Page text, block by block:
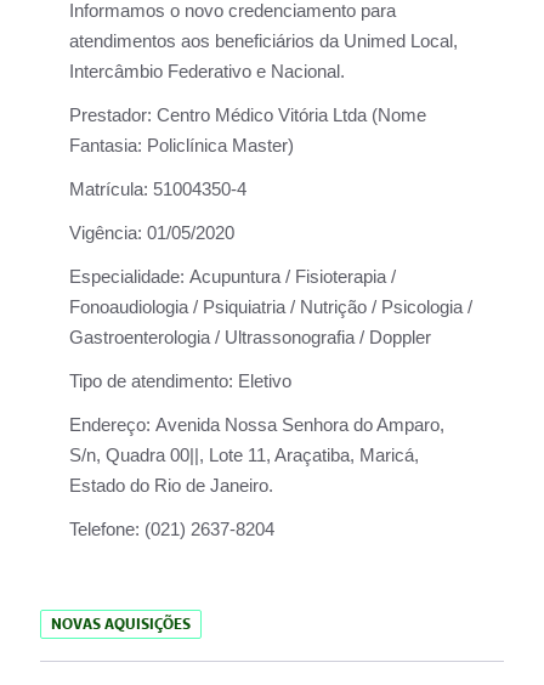
Informamos o novo credenciamento para
atendimentos aos beneficiários da Unimed Local,
Intercâmbio Federativo e Nacional.
Prestador: Centro Médico Vitória Ltda (Nome
Fantasia: Policlínica Master)
Matrícula: 51004350-4
Vigência: 01/05/2020
Especialidade: Acupuntura / Fisioterapia /
Fonoaudiologia / Psiquiatria / Nutrição / Psicologia /
Gastroenterologia / Ultrassonografia / Doppler
Tipo de atendimento: Eletivo
Endereço: Avenida Nossa Senhora do Amparo,
S/n, Quadra 00||, Lote 11, Araçatiba, Maricá,
Estado do Rio de Janeiro.
Telefone: (021) 2637-8204
NOVAS AQUISIÇÕES